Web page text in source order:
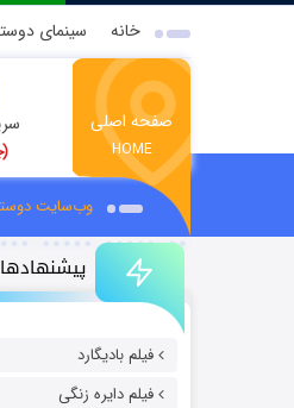
خانه سینمای
صفحه اصلی
HOME
وب‌سایت
پیشنهادها
فیلم بادیگارد
فیلم دایره زنگی